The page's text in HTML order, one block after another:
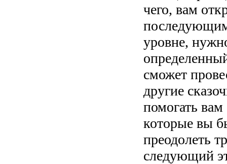
чего, вам
уровне,
сможет
другие
помогать
которые вы
преодолеть
следующий